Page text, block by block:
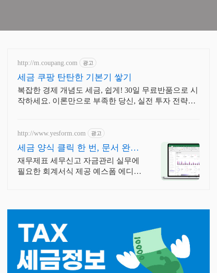
http://m.coupang.com 광고
세금 쿠팡 탄탄한 기본기 쌓기
복잡한 경제 개념도 세금, 쉽게! 30일 무료반품으로 시
작하세요. 이론만으로 부족한 당신, 실전 투자 전략을
http://www.yesform.com 광고
세금 양식 클릭 한 번, 문서 완
성!
재무제표 세무신고 자금관리 실무에
필요한 회계서식 제공 예스폼 에디터